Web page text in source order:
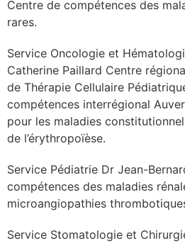
Centre de compétences des
rares.
Service Oncologie et
Catherine Paillard Centre
de Thérapie Cellulaire
compétences interrégional
pour les maladies
de l’érythropoïèse.
Service Pédiatrie Dr Jean-
compétences des maladies
microangiopathies
Service Stomatologie et